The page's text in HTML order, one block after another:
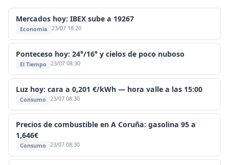
Mercados hoy: IBEX sube a 19267
Economía 23/07 18:20
Ponteceso hoy: 24°/16° y cielos de poco nuboso
El Tiempo 23/07 08:30
Luz hoy: cara a 0,201 €/kWh — hora valle a las 15:00
Consumo 23/07 08:30
Precios de combustible en A Coruña: gasolina 95 a
1,646€
Consumo 23/07 08:30